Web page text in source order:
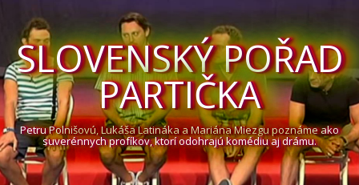
SLOVENSKÝ POŘAD
PARTIČKA
Petru Polnišovú, Lukáša Latináka a Mariána Miezgu poznáme ako
suverénnych profíkov, ktorí odohrajú komédiu aj drámu.